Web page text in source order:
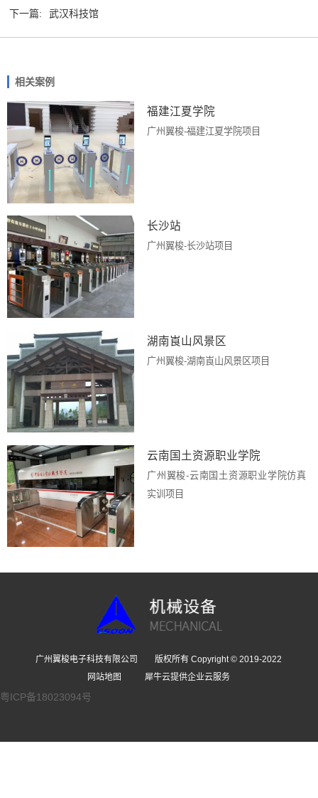
下一篇:
武汉科技馆
相关案例
福建江夏学院
广州翼梭-福建江夏学院项目
长沙站
广州翼梭-长沙站项目
湖南崀山风景区
广州翼梭-湖南崀山风景区项目
云南国土资源职业学院
广州翼梭-云南国土资源职业学院仿真
实训项目
广州翼梭电子科技有限公司 版权所有 Copyright © 2019-2022
网站地图
犀牛云提供企业云服务
粤ICP备18023094号